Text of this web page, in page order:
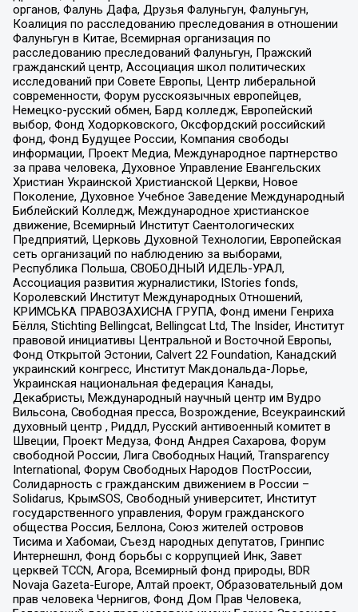
органов, Фалунь Дафа, Друзья Фалуньгун, Фалуньгун,
Коалиция по расследованию преследования в отношении
Фалуньгун в Китае, Всемирная организация по
расследованию преследований Фалуньгун, Пражский
гражданский центр, Ассоциация школ политических
исследований при Совете Европы, Центр либеральной
современности, Форум русскоязычных европейцев,
Немецко-русский обмен, Бард колледж, Европейский
выбор, Фонд Ходорковского, Оксфордский российский
фонд, Фонд Будущее России, Компания свободы
информации, Проект Медиа, Международное партнерство
за права человека, Духовное Управление Евангельских
Христиан Украинской Христианской Церкви, Новое
Поколение, Духовное Учебное Заведение Международный
Библейский Колледж, Международное христианское
движение, Всемирный Институт Саентологических
Предприятий, Церковь Духовной Технологии, Европейская
сеть организаций по наблюдению за выборами,
Республика Польша, СВОБОДНЫЙ ИДЕЛЬ-УРАЛ,
Ассоциация развития журналистики, IStories fonds,
Королевский Институт Международных Отношений,
КРИМСЬКА ПРАВОЗАХИСНА ГРУПА, Фонд имени Генриха
Бёлля, Stichting Bellingcat, Bellingcat Ltd, The Insider, Институт
правовой инициативы Центральной и Восточной Европы,
Фонд Открытой Эстонии, Calvert 22 Foundation, Канадский
украинский конгресс, Институт Макдональда-Лорье,
Украинская национальная федерация Канады,
Декабристы, Международный научный центр им Вудро
Вильсона, Свободная пресса, Возрождение, Всеукраинский
духовный центр , Риддл, Русский антивоенный комитет в
Швеции, Проект Медуза, Фонд Андрея Сахарова, Форум
свободной России, Лига Свободных Наций, Transparеncy
International, Форум Свободных Народов ПостРоссии,
Солидарность с гражданским движением в России –
Solidarus, КрымSOS, Свободный университет, Институт
государственного управления, Форум гражданского
общества Россия, Беллона, Союз жителей островов
Тисима и Хабомаи, Съезд народных депутатов, Гринпис
Интернешнл, Фонд борьбы с коррупцией Инк, Завет
церквей TCCN, Агора, Всемирный фонд природы, BDR
Novaja Gazeta-Europe, Алтай проект, Образовательный дом
прав человека Чернигов, Фонд Дом Прав Человека,